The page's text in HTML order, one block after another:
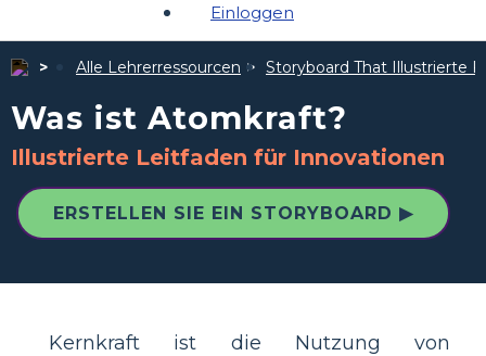
Einloggen
Alle Lehrerressourcen Storyboard That Illustrierte
Was ist Atomkraft?
Illustrierte Leitfaden für Innovationen
ERSTELLEN SIE EIN STORYBOARD ▶
Kernkraft ist die Nutzung von